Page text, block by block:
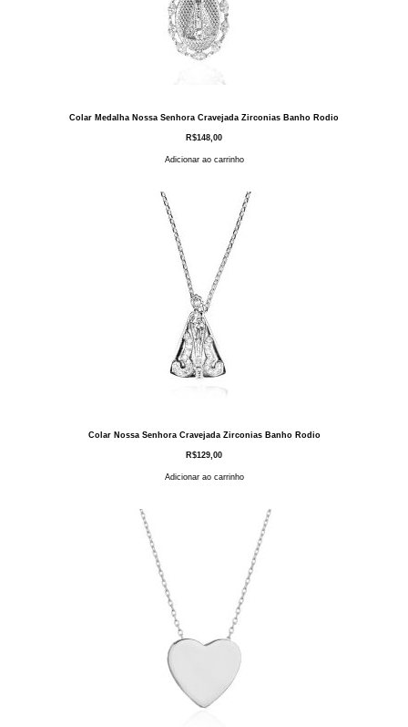
Colar Medalha Nossa Senhora Cravejada Zirconias Banho Rodio
R$148,00
Adicionar ao carrinho
Colar Nossa Senhora Cravejada Zirconias Banho Rodio
R$129,00
Adicionar ao carrinho